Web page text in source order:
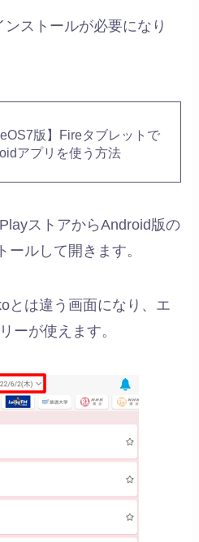
ストールが必要になり
版】Fireタブレットで
アプリを使う方法
ストアからAndroid版の
ールして開きます。
とは違う画面になり、エ
ーが使えます。